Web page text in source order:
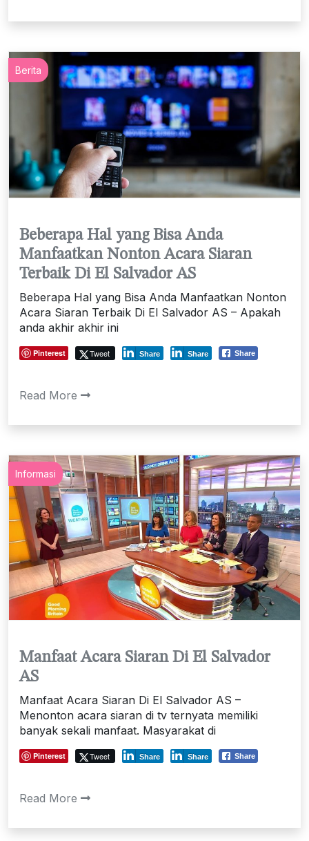
Berita
Beberapa Hal yang Bisa Anda
Manfaatkan Nonton Acara Siaran
Terbaik Di El Salvador AS
Beberapa Hal yang Bisa Anda Manfaatkan Nonton
Acara Siaran Terbaik Di El Salvador AS – Apakah
anda akhir akhir ini
Pinterest Tweet Share Share Share
Read More
Informasi
Manfaat Acara Siaran Di El Salvador
AS
Manfaat Acara Siaran Di El Salvador AS –
Menonton acara siaran di tv ternyata memiliki
banyak sekali manfaat. Masyarakat di
Pinterest Tweet Share Share Share
Read More